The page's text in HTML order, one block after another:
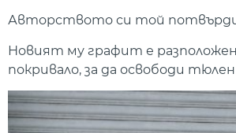
Авторството си той потвърди
Новият му графит е разположен
покривало, за да освободи